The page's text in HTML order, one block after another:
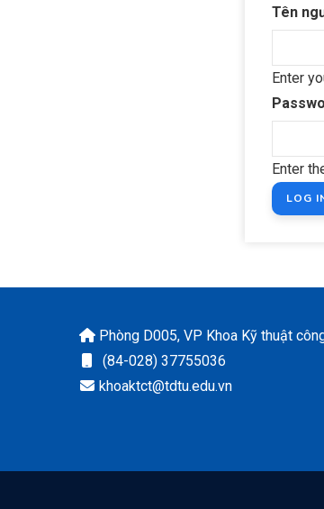
Tên
Enter
Enter
Phòng D005, VP Khoa Kỹ thuật
(84-028) 37755036
khoaktct@tdtu.edu.vn